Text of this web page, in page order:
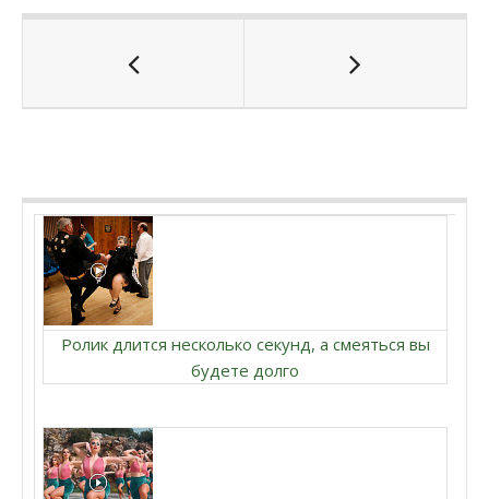
Ролик длится несколько секунд, а смеяться вы
будете долго